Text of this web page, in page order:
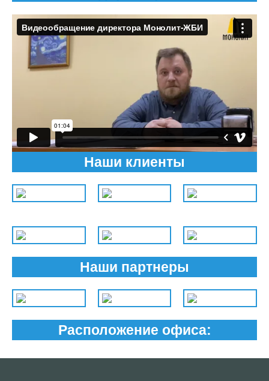
Наши клиенты
Наши партнеры
Расположение офиса: